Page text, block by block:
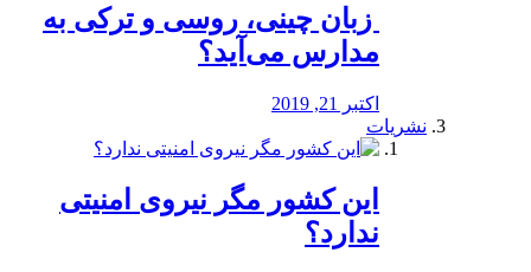
️ زبان چینی، روسی و ترکی به
مدارس می‌آید؟
اکتبر 21, 2019
نشریات
این کشور مگر نیروی امنیتی
ندارد؟